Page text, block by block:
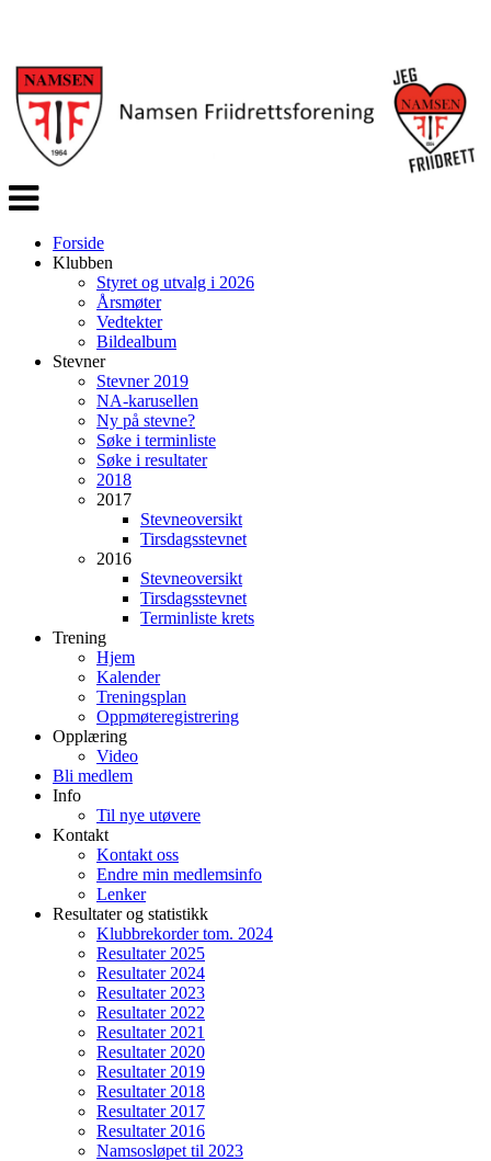
Veksle
navigasjon
Forside
Klubben
Styret og utvalg i 2026
Årsmøter
Vedtekter
Bildealbum
Stevner
Stevner 2019
NA-karusellen
Ny på stevne?
Søke i terminliste
Søke i resultater
2018
2017
Stevneoversikt
Tirsdagsstevnet
2016
Stevneoversikt
Tirsdagsstevnet
Terminliste krets
Trening
Hjem
Kalender
Treningsplan
Oppmøteregistrering
Opplæring
Video
Bli medlem
Info
Til nye utøvere
Kontakt
Kontakt oss
Endre min medlemsinfo
Lenker
Resultater og statistikk
Klubbrekorder tom. 2024
Resultater 2025
Resultater 2024
Resultater 2023
Resultater 2022
Resultater 2021
Resultater 2020
Resultater 2019
Resultater 2018
Resultater 2017
Resultater 2016
Namsosløpet til 2023